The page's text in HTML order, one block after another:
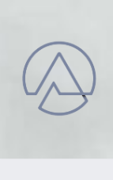
İçeriğe
geç